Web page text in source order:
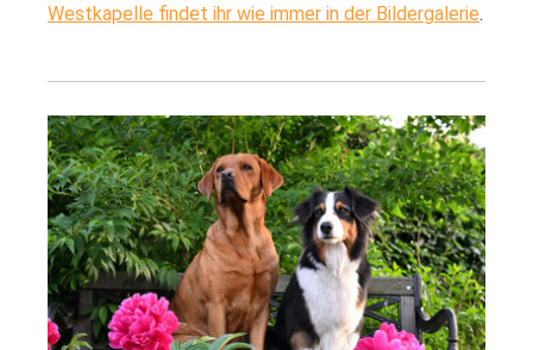
Westkapelle findet ihr wie immer in der Bildergalerie.
Show larger version